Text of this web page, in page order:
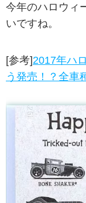
今年のハロウィ
いですね。
[参考]2017年ハ
う発売！？全車